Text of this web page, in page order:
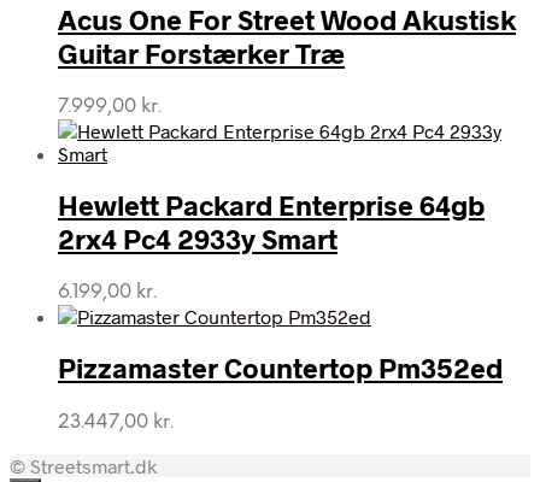
Acus One For Street Wood Akustisk
Guitar Forstærker Træ
7.999,00 kr.
Hewlett Packard Enterprise 64gb
2rx4 Pc4 2933y Smart
6.199,00 kr.
Pizzamaster Countertop Pm352ed
23.447,00 kr.
© Streetsmart.dk